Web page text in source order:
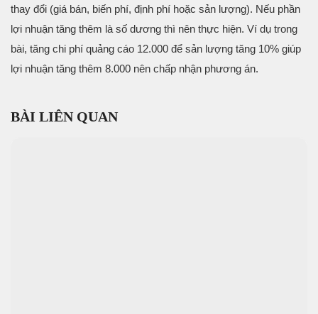
thay đổi (giá bán, biến phí, định phí hoặc sản lượng). Nếu phần
lợi nhuận tăng thêm là số dương thì nên thực hiện. Ví dụ trong
bài, tăng chi phí quảng cáo 12.000 để sản lượng tăng 10% giúp
lợi nhuận tăng thêm 8.000 nên chấp nhận phương án.
BÀI LIÊN QUAN